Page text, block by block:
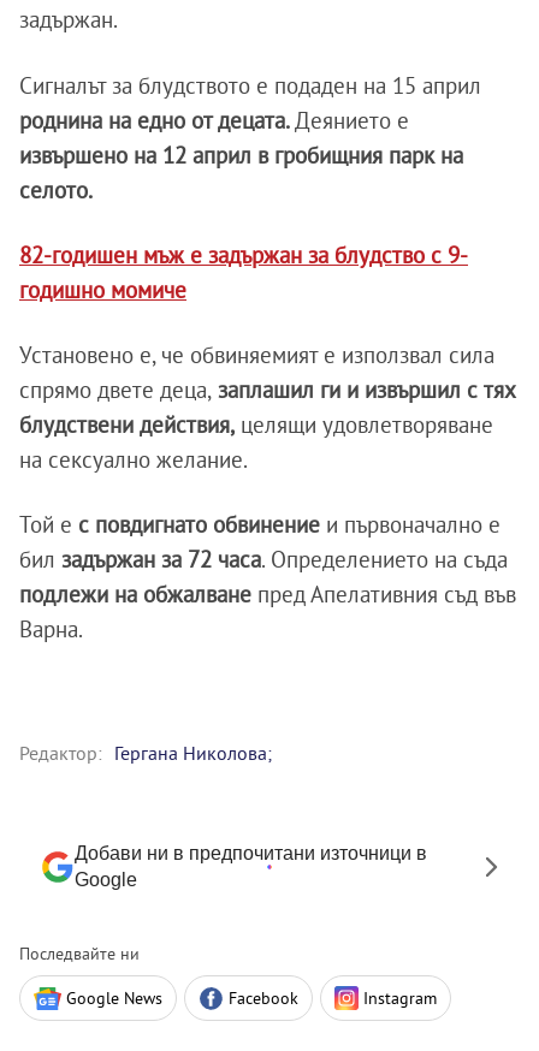
задържан.
Сигналът за блудството е подаден на 15 април
роднина на едно от децата. Деянието е
извършено на 12 април в гробищния парк на
селото.
82-годишен мъж е задържан за блудство с 9-
годишно момиче
Установено е, че обвиняемият е използвал сила
спрямо двете деца, заплашил ги и извършил с тях
блудствени действия, целящи удовлетворяване
на сексуално желание.
Той е с повдигнато обвинение и първоначално е
бил задържан за 72 часа. Определението на съда
подлежи на обжалване пред Апелативния съд във
Варна.
Редактор: Гергана Николова;
Добави ни в предпочитани източници в
Google
Последвайте ни
Google News Facebook Instagram